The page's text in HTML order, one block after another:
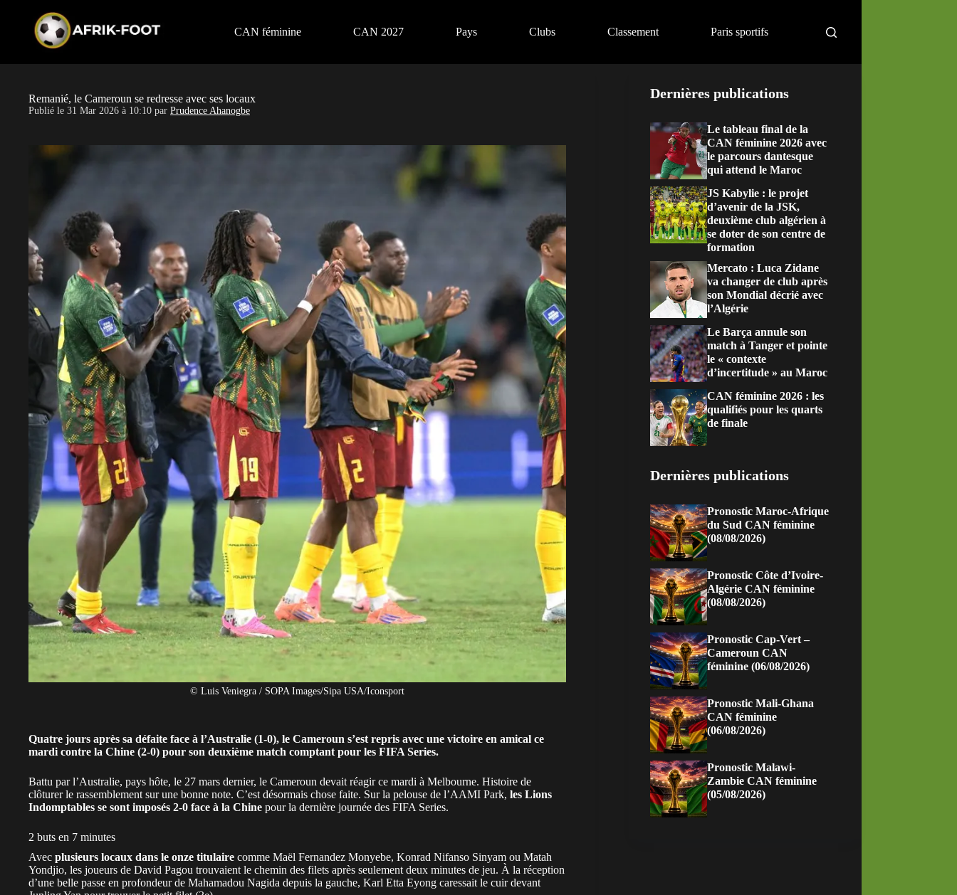
CAN féminine CAN 2027 Pays Clubs Classement Paris sportifs
Remanié, le Cameroun se redresse avec ses locaux
Publié le 31 Mar 2026 à 10:10 par Prudence Ahanogbe
© Luis Veniegra / SOPA Images/Sipa USA/Iconsport
Quatre jours après sa défaite face à l’Australie (1-0), le Cameroun s’est repris avec une victoire en amical ce
mardi contre la Chine (2-0) pour son deuxième match comptant pour les FIFA Series.
Battu par l’Australie, pays hôte, le 27 mars dernier, le Cameroun devait réagir ce mardi à Melbourne. Histoire de
clôturer le rassemblement sur une bonne note. C’est désormais chose faite. Sur la pelouse de l’AAMI Park, les Lions
Indomptables se sont imposés 2-0 face à la Chine pour la dernière journée des FIFA Series.
2 buts en 7 minutes
Avec plusieurs locaux dans le onze titulaire comme Maël Fernandez Monyebe, Konrad Nifanso Sinyam ou Matah
Yondjio, les joueurs de David Pagou trouvaient le chemin des filets après seulement deux minutes de jeu. À la réception
d’une belle passe en profondeur de Mahamadou Nagida depuis la gauche, Karl Etta Eyong caressait le cuir devant
Dernières publications
Le tableau final de la
CAN féminine 2026 avec
le parcours dantesque
qui attend le Maroc
JS Kabylie : le projet
d’avenir de la JSK,
deuxième club algérien à
se doter de son centre de
formation
Mercato : Luca Zidane
va changer de club après
son Mondial décrié avec
l’Algérie
Le Barça annule son
match à Tanger et pointe
le « contexte
d’incertitude » au Maroc
CAN féminine 2026 : les
qualifiés pour les quarts
de finale
Dernières publications
Pronostic Maroc-Afrique
du Sud CAN féminine
(08/08/2026)
Pronostic Côte d’Ivoire-
Algérie CAN féminine
(08/08/2026)
Pronostic Cap-Vert –
Cameroun CAN
féminine (06/08/2026)
Pronostic Mali-Ghana
CAN féminine
(06/08/2026)
Pronostic Malawi-
Zambie CAN féminine
(05/08/2026)